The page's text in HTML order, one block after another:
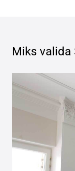
Miks valida